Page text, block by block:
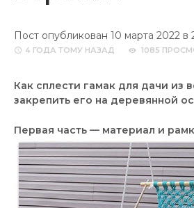
Пост опубликован 10 марта 2022 в
4 ГОДА ТОМУ НАЗАД 1085
Как сплести гамак для дачи из
закрепить его на деревянной
Первая часть — материал и